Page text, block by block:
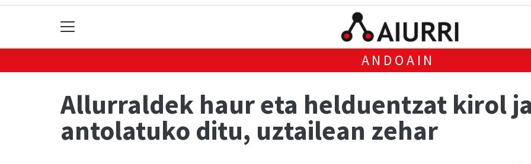
ANDOAIN
Allurraldek haur eta helduentzat kirol
antolatuko ditu, uztailean zehar